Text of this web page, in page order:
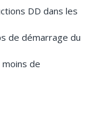
DD dans les
de démarrage du
moins de